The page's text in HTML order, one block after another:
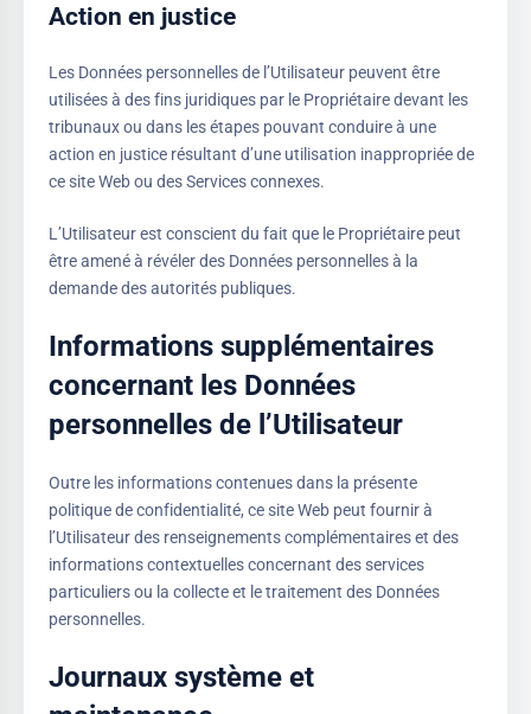
Action en justice
Les Données personnelles de l’Utilisateur peuvent être
utilisées à des fins juridiques par le Propriétaire devant les
tribunaux ou dans les étapes pouvant conduire à une
action en justice résultant d’une utilisation inappropriée de
ce site Web ou des Services connexes.
L’Utilisateur est conscient du fait que le Propriétaire peut
être amené à révéler des Données personnelles à la
demande des autorités publiques.
Informations supplémentaires
concernant les Données
personnelles de l’Utilisateur
Outre les informations contenues dans la présente
politique de confidentialité, ce site Web peut fournir à
l’Utilisateur des renseignements complémentaires et des
informations contextuelles concernant des services
particuliers ou la collecte et le traitement des Données
personnelles.
Journaux système et